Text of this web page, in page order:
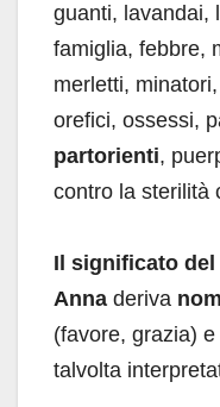
guanti, lavandai,
famiglia, febbre,
merletti,
orefici, ossessi,
partorienti,
contro la sterilità
Il significato del
Anna deriva
(favore, grazia)
talvolta